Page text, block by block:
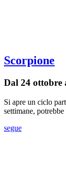
Scorpione
Dal 24 ottobre
Si apre un ciclo
settimane,
segue